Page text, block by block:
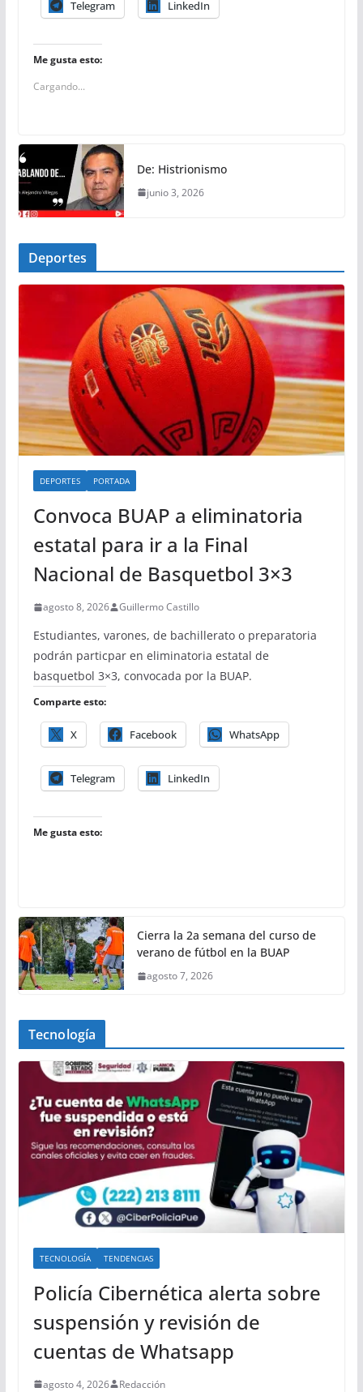
Telegram LinkedIn
Me gusta esto:
Cargando...
De: Histrionismo
junio 3, 2026
Deportes
DEPORTES PORTADA
Convoca BUAP a eliminatoria
estatal para ir a la Final
Nacional de Basquetbol 3×3
agosto 8, 2026 Guillermo Castillo
Estudiantes, varones, de bachillerato o preparatoria
podrán particpar en eliminatoria estatal de
basquetbol 3×3, convocada por la BUAP.
Comparte esto:
X Facebook WhatsApp
Telegram LinkedIn
Me gusta esto:
Cierra la 2a semana del curso de
verano de fútbol en la BUAP
agosto 7, 2026
Tecnología
TECNOLOGÍA TENDENCIAS
Policía Cibernética alerta sobre
suspensión y revisión de
cuentas de Whatsapp
agosto 4, 2026 Redacción